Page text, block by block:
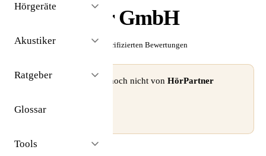
Hörgeräte
Akustiker
Ratgeber
Glossar
Tools
HörPartner GmbH
☆☆☆☆☆ Noch keine verifizierten Bewertungen
⚠ Dieses Profil wurde noch nicht von HörPartner
Profil beanspruchen →